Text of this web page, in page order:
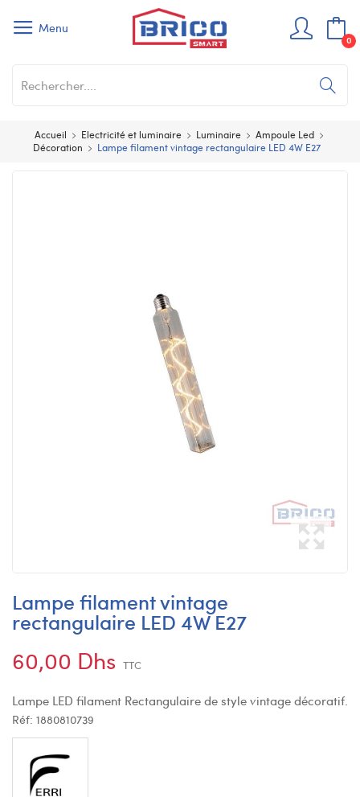
Menu
0
Accueil Electricité et luminaire Luminaire
Ampoule Led
Décoration
Lampe filament vintage rectangulaire LED 4W E27
Lampe filament vintage
rectangulaire LED 4W E27
60,00 Dhs TTC
Lampe LED filament Rectangulaire de style vintage décoratif.
Réf: 1880810739